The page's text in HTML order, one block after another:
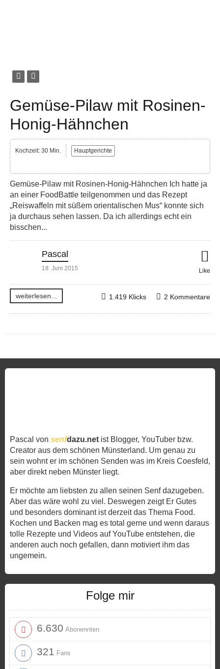
Gemüse-Pilaw mit Rosinen-
Honig-Hähnchen
Kochzeit: 30 Min. Hauptgerichte
Gemüse-Pilaw mit Rosinen-Honig-Hähnchen Ich hatte ja
an einer FoodBattle teilgenommen und das Rezept
„Reiswaffeln mit süßem orientalischen Mus“ konnte sich
ja durchaus sehen lassen. Da ich allerdings echt ein
bisschen...
Pascal
18. Juni 2015 Like
weiterlesen... 2 Kommentare
1.419 Klicks
Pascal von senfdazu.net ist Blogger, YouTuber bzw.
Creator aus dem schönen Münsterland. Um genau zu
sein wohnt er im schönen Senden was im Kreis Coesfeld,
aber direkt neben Münster liegt.
Er möchte am liebsten zu allen seinen Senf dazugeben.
Aber das wäre wohl zu viel. Deswegen zeigt Er Gutes
und besonders dominant ist derzeit das Thema Food.
Kochen und Backen mag es total gerne und wenn daraus
tolle Rezepte und Videos auf YouTube entstehen, die
anderen auch noch gefallen, dann motiviert ihm das
ungemein.
Folge mir
6.630 Abonennten
321 Fans